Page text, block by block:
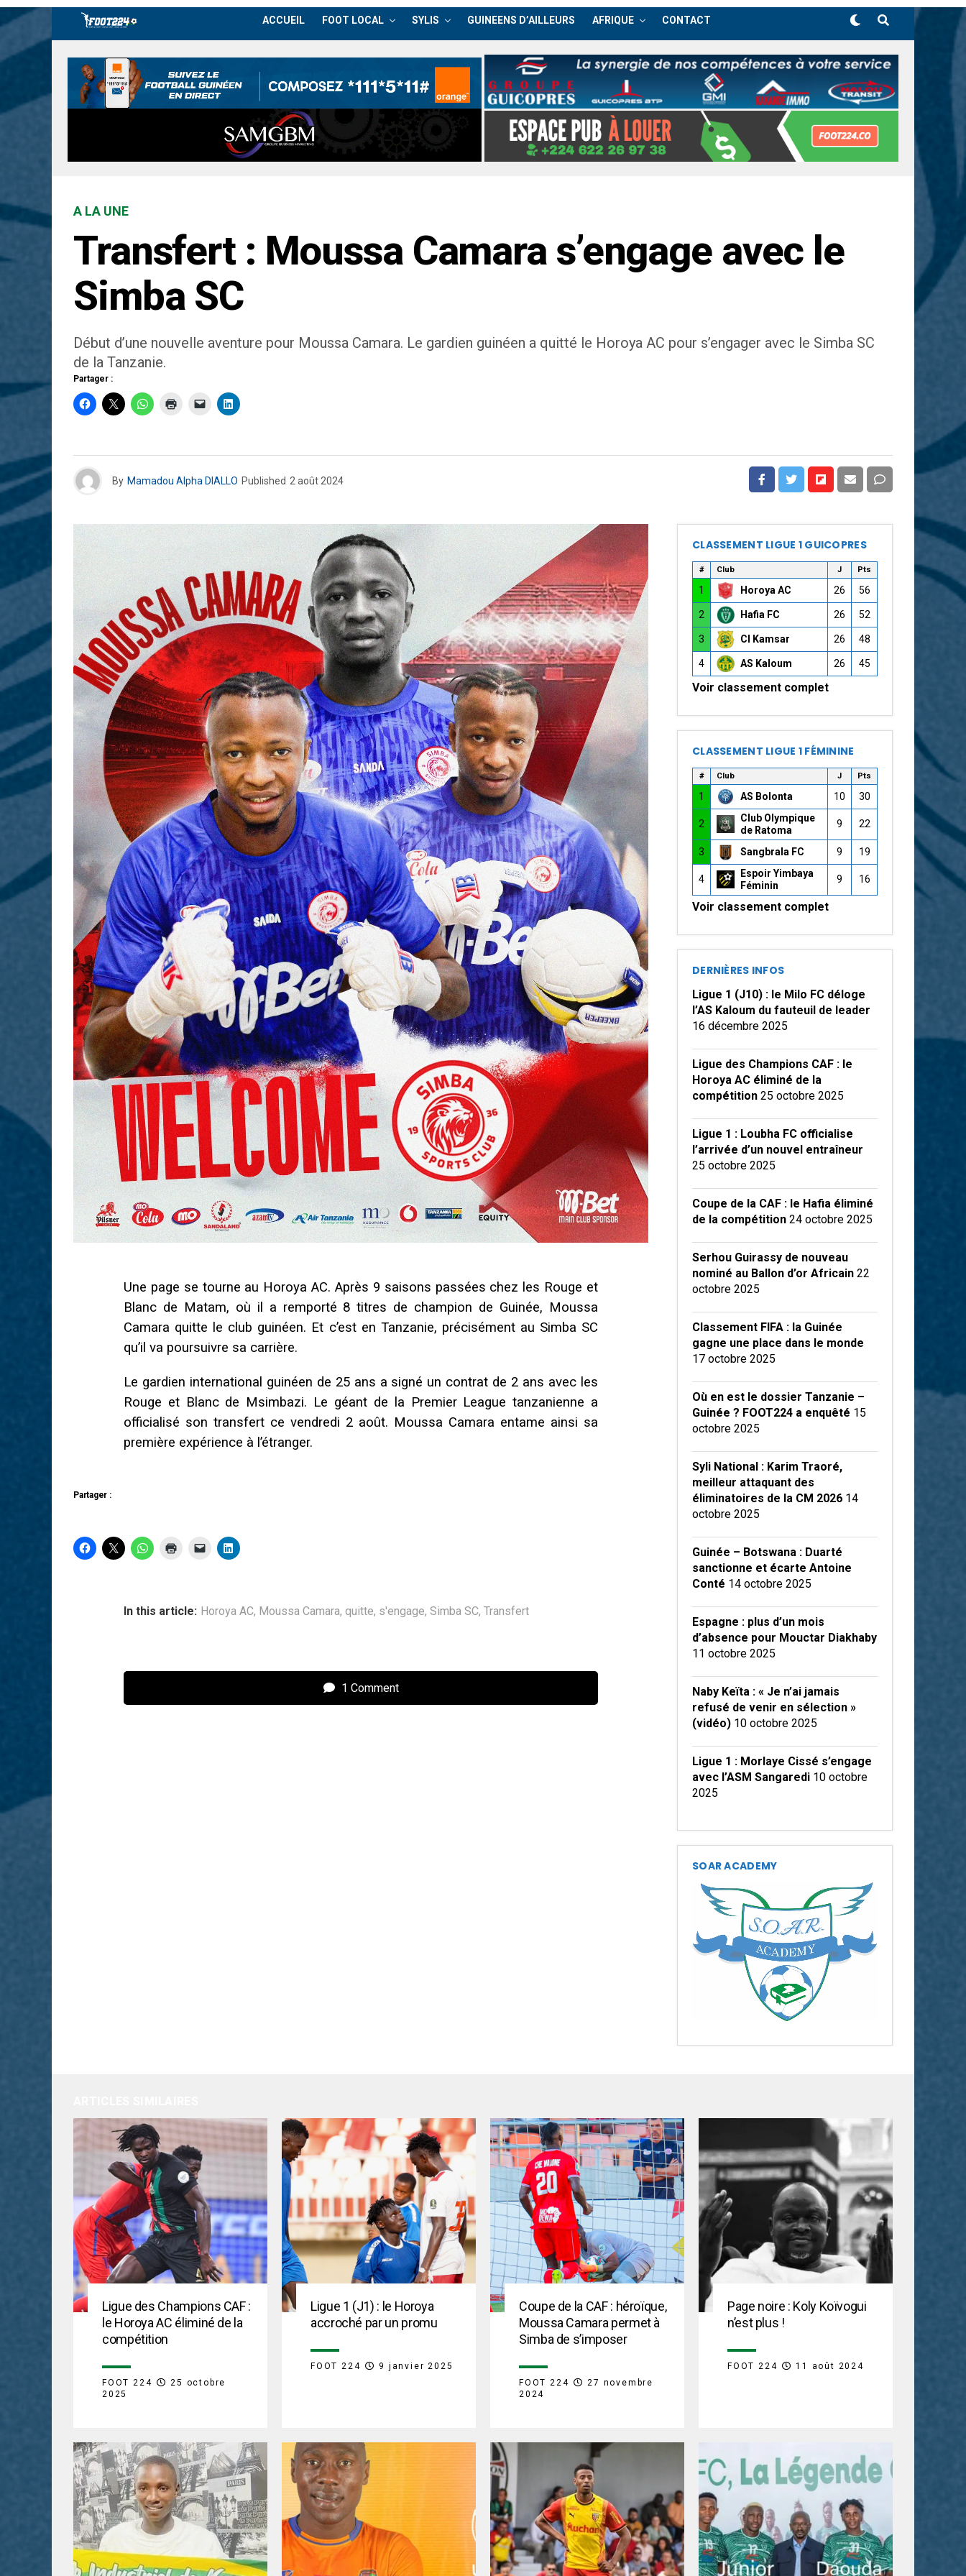
ACCUEIL FOOT LOCAL SYLIS GUINEENS D’AILLEURS AFRIQUE CONTACT
A LA UNE
Transfert : Moussa Camara s’engage avec le
Simba SC
Début d’une nouvelle aventure pour Moussa Camara. Le gardien guinéen a quitté le Horoya AC pour s’engager avec le Simba SC
de la Tanzanie.
Partager :
By Mamadou Alpha DIALLO Published 2 août 2024
Une page se tourne au Horoya AC. Après 9 saisons passées chez les Rouge et
Blanc de Matam, où il a remporté 8 titres de champion de Guinée, Moussa
Camara quitte le club guinéen. Et c’est en Tanzanie, précisément au Simba SC
qu’il va poursuivre sa carrière.
Le gardien international guinéen de 25 ans a signé un contrat de 2 ans avec les
Rouge et Blanc de Msimbazi. Le géant de la Premier League tanzanienne a
officialisé son transfert ce vendredi 2 août. Moussa Camara entame ainsi sa
première expérience à l’étranger.
Partager :
In this article: Horoya AC, Moussa Camara, quitte, s'engage, Simba SC, Transfert
1 Comment
CLASSEMENT LIGUE 1 GUICOPRES
# Club J Pts
1 Horoya AC 26 56
2 Hafia FC 26 52
3 CI Kamsar 26 48
4 AS Kaloum 26 45
Voir classement complet
CLASSEMENT LIGUE 1 FÉMININE
# Club J Pts
1 AS Bolonta 10 30
2
Club Olympique
de Ratoma
9 22
3 Sangbrala FC 9 19
4
Espoir Yimbaya
Féminin
9 16
Voir classement complet
DERNIÈRES INFOS
Ligue 1 (J10) : le Milo FC déloge
l’AS Kaloum du fauteuil de leader
16 décembre 2025
Ligue des Champions CAF : le
Horoya AC éliminé de la
compétition 25 octobre 2025
Ligue 1 : Loubha FC officialise
l’arrivée d’un nouvel entraîneur
25 octobre 2025
Coupe de la CAF : le Hafia éliminé
de la compétition 24 octobre 2025
Serhou Guirassy de nouveau
nominé au Ballon d’or Africain 22
octobre 2025
Classement FIFA : la Guinée
gagne une place dans le monde
17 octobre 2025
Où en est le dossier Tanzanie –
Guinée ? FOOT224 a enquêté 15
octobre 2025
Syli National : Karim Traoré,
meilleur attaquant des
éliminatoires de la CM 2026 14
octobre 2025
Guinée – Botswana : Duarté
sanctionne et écarte Antoine
Conté 14 octobre 2025
Espagne : plus d’un mois
d’absence pour Mouctar Diakhaby
11 octobre 2025
Naby Keïta : « Je n’ai jamais
refusé de venir en sélection »
(vidéo) 10 octobre 2025
Ligue 1 : Morlaye Cissé s’engage
avec l’ASM Sangaredi 10 octobre
2025
SOAR ACADEMY
Ligue des Champions CAF :
le Horoya AC éliminé de la
compétition
FOOT 224
25 octobre
2025
Ligue 1 (J1) : le Horoya
accroché par un promu
FOOT 224 9 janvier 2025
Coupe de la CAF : héroïque,
Moussa Camara permet à
Simba de s’imposer
FOOT 224
27 novembre
2024
Page noire : Koly Koïvogui
n’est plus !
FOOT 224 11 août 2024